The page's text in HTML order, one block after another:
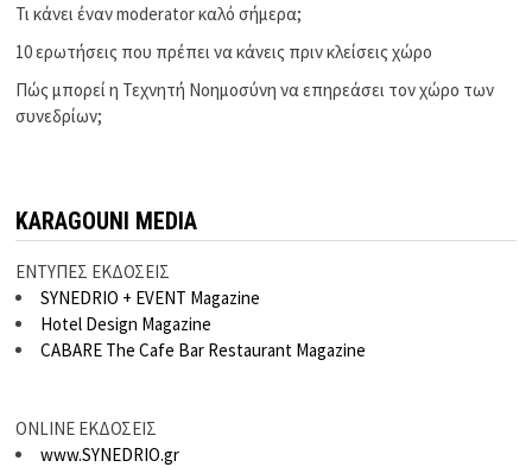
Τι κάνει έναν moderator καλό σήμερα;
10 ερωτήσεις που πρέπει να κάνεις πριν κλείσεις χώρο
Πώς μπορεί η Τεχνητή Νοημοσύνη να επηρεάσει τον χώρο των
συνεδρίων;
KARAGOUNI MEDIA
ΕΝΤΥΠΕΣ ΕΚΔΟΣΕΙΣ
SYNEDRIO + EVENT Magazine
Hotel Design Magazine
CABARE The Cafe Bar Restaurant Magazine
ONLINE ΕΚΔΟΣΕΙΣ
www.SYNEDRIO.gr